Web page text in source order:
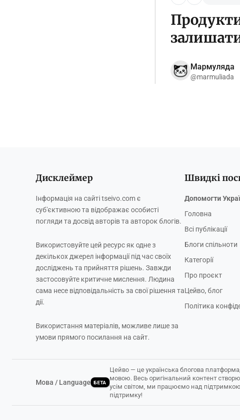
Мармуляда
@marmuliada
Дисклеймер
Інформація на сайті tseivo.com є
суб'єктивною та відображає особисті
погляди та досвід авторів та авторок блогів.
Використовуйте цей ресурс як одне з
декількох джерел інформації під час своїх
досліджень та прийняття рішень. Завжди
застосовуйте критичне мислення. Людина
сама несе відповідальність за свої рішення та
дії.
Використання матеріалів, можливе лише за
умови прямого посилання на сайт.
Швидкі
Допомогти
Головна
Всі публікації
Блоги спільноти
Категорії
Про проєкт
Цейво, блог
Політика
Мова / Language БЕТА
Цейво — це українська блогова
мовою. Весь оригінальний контент
усім світом, ми працюємо над
підтримку!